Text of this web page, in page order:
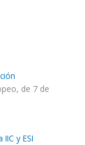
de 7 de
y ESI